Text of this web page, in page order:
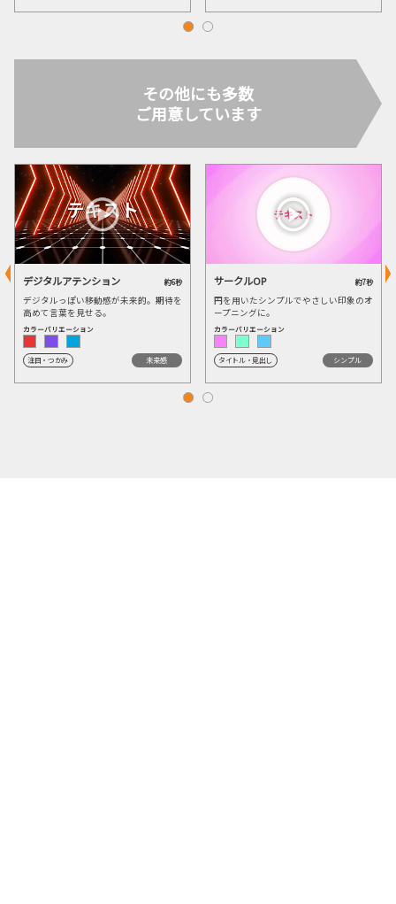
その他にも多数
ご用意しています
デジタルアテンション 約6秒
デジタルっぽい移動感が未来的。期待を
高めて言葉を見せる。
カラーバリエーション
注目・つかみ 未来感
サークルOP 約7秒
円を用いたシンプルでやさしい印象のオ
ープニングに。
カラーバリエーション
タイトル・見出し シンプル